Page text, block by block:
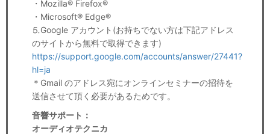
・Mozilla® Firefox®
・Microsoft® Edge®
⒌Google アカウント(お持ちでない方は下記アドレス
のサイトから無料で取得できます)
https://support.google.com/accounts/answer/27441?
hl=ja
＊Gmail のアドレス宛にオンラインセミナーの招待を
送信させて頂く必要があるためです。
音響サポート ：
オーディオテクニカ